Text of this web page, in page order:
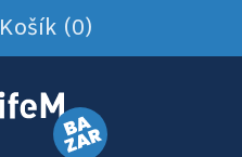
Košík (0)